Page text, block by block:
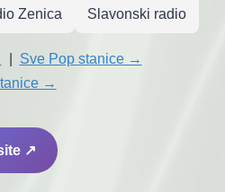
Zenica Slavonski radio
Sve Pop stanice →
→
↗